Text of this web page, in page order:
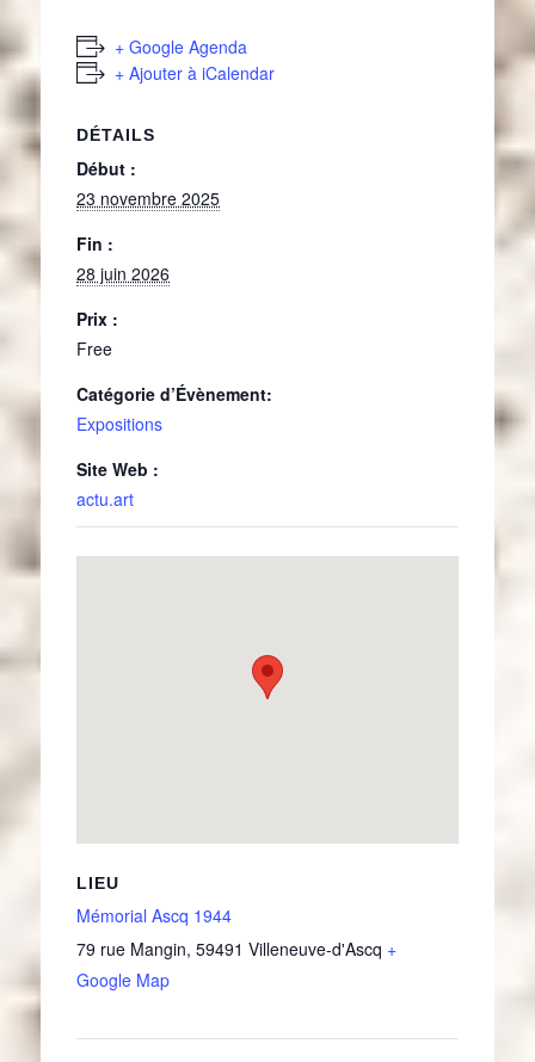
+ Google Agenda
+ Ajouter à iCalendar
DÉTAILS
Début :
23 novembre 2025
Fin :
28 juin 2026
Prix :
Free
Catégorie d’Évènement:
Expositions
Site Web :
actu.art
LIEU
Mémorial Ascq 1944
79 rue Mangin, 59491 Villeneuve-d'Ascq +
Google Map